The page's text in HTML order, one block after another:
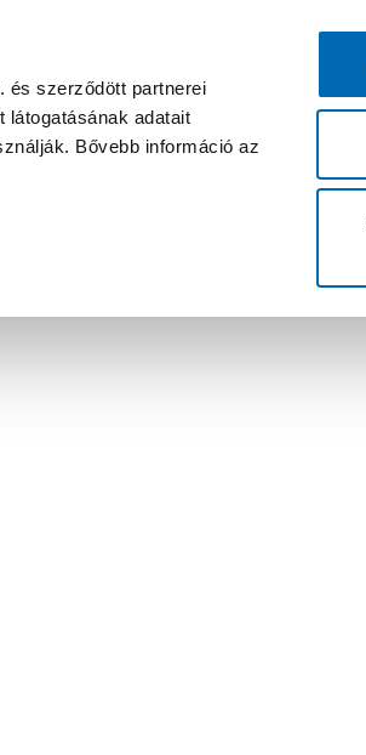
és szerződött partnerei
látogatásának adatait
Bővebb információ az